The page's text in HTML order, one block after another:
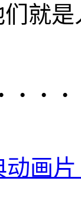
就
· · ·
动画